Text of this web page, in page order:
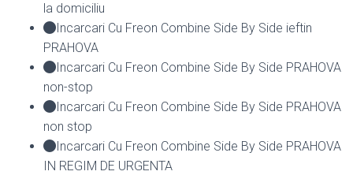
la domiciliu
Incarcari Cu Freon Combine Side By Side ieftin
PRAHOVA
Incarcari Cu Freon Combine Side By Side PRAHOVA
non-stop
Incarcari Cu Freon Combine Side By Side PRAHOVA
non stop
Incarcari Cu Freon Combine Side By Side PRAHOVA
IN REGIM DE URGENTA